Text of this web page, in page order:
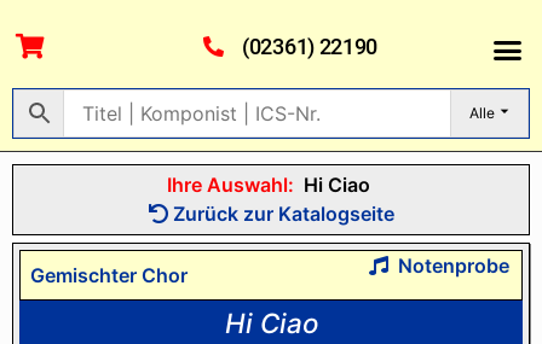
(02361) 22190
Alle
Ihre Auswahl: Hi Ciao
Zurück zur Katalogseite
Gemischter Chor Notenprobe
Hi Ciao